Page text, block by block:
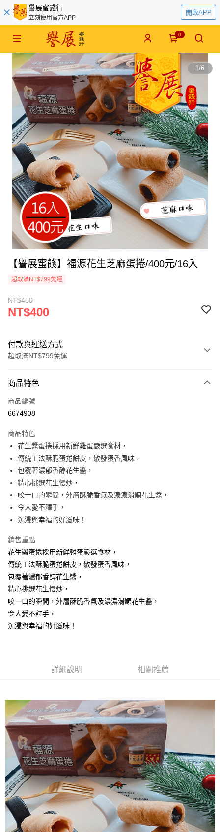
譽展蜜餞行
立刻使用官方APP
開啟APP
0
1/6
【譽展蜜餞】福源花生芝麻蛋捲/400元/16入
超取滿NT$799免運
NT$450
NT$400
付款與運送方式
超取滿NT$799免運
信用卡一次付款
超商取貨付款
Apple Pay
街口支付
悠遊付
Google Pay
全盈+PAY
全家取貨付款
每筆NT$60，滿NT$799(含以上)免運費
付款後全家取貨
每筆NT$60，滿NT$799(含以上)免運費
付款後7-11取貨
宅配到家
每筆NT$150，滿NT$1,399(含以上)免運費
澎湖金門馬祖宅配到家
每筆NT$250
付款後門市自取
免運費
商品特色
商品編號
6674908
商品特色
花生醬蛋捲採用新鮮雞蛋嚴選食材，
傳統工法酥脆蛋捲餅皮，散發蛋香風味，
包覆著濃郁香醇花生醬，
精心挑選花生慢炒，
咬一口的瞬間，外層酥脆香氣及濃濃滑順花生醬，
令人愛不釋手，
沉浸與幸福的好滋味！
銷售重點
花生醬蛋捲採用新鮮雞蛋嚴選食材，
傳統工法酥脆蛋捲餅皮，散發蛋香風味，
包覆著濃郁香醇花生醬，
精心挑選花生慢炒，
咬一口的瞬間，外層酥脆香氣及濃濃滑順花生醬，
令人愛不釋手，
沉浸與幸福的好滋味！
詳細說明 相關推薦